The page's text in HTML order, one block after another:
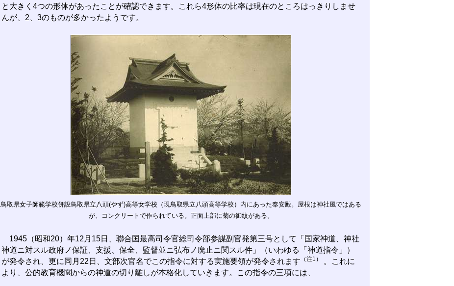
と大きく4つの形体があったことが確認できます。これら4形体の比率は現在のところはっきりしませ
んが、2、3のものが多かったようです。
鳥取県女子師範学校併設鳥取県立八頭(やず)高等女学校（現鳥取県立八頭高等学校）内にあった奉安殿。屋根は神社風ではある
が、コンクリートで作られている。正面上部に菊の御紋がある。
1945（昭和20）年12月15日、聯合国最高司令官総司令部参謀副官発第三号として「国家神道、神社
神道ニ対スル政府ノ保証、支援、保全、監督並ニ弘布ノ廃止ニ関スル件」（いわゆる「神道指令」）
が発令され、更に同月22日、文部次官名でこの指令に対する実施要領が発令されます （注1）
。これに
より、公的教育機関からの神道の切り離しが本格化していきます。この指令の三項には、